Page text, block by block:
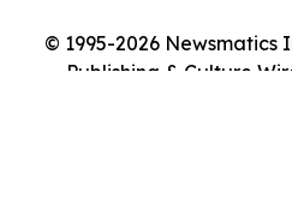
© 1995-2026 Newsmatics
Publishing & Culture